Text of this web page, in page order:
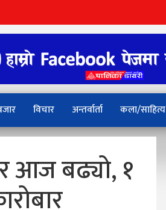
विचार अन्तर्वार्ता कला/साहित्य
आज बढ्यो, १